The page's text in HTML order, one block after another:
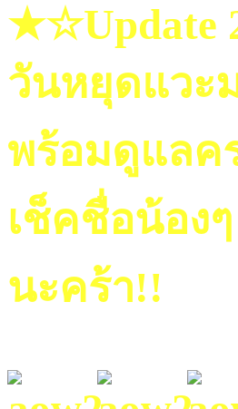
★☆Update
วันหยุดแวะ
พร้อมดูแลค
เช็คชื่อน้อง
นะคร้า!!